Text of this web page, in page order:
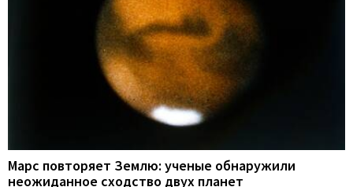
Марс повторяет Землю: ученые обнаружили
неожиданное сходство двух планет